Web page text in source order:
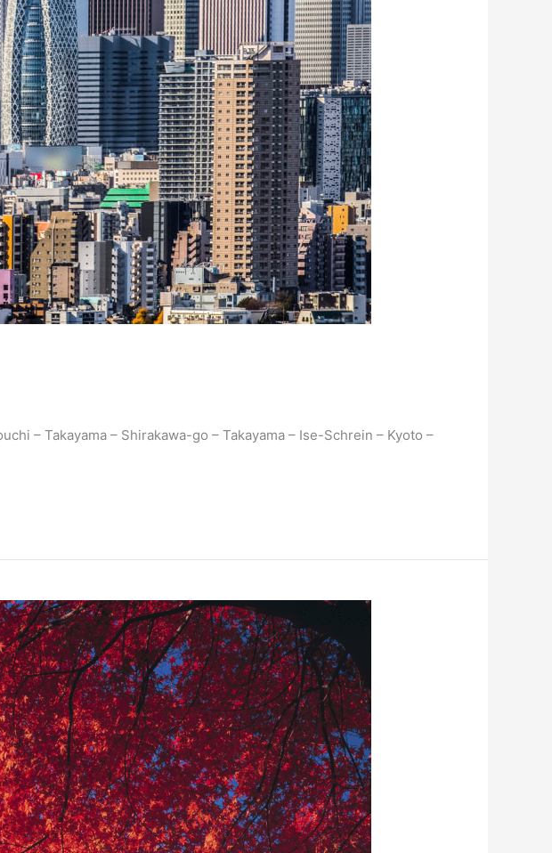
– Takayama – Shirakawa-go – Takayama – Ise-Schrein – Kyoto –